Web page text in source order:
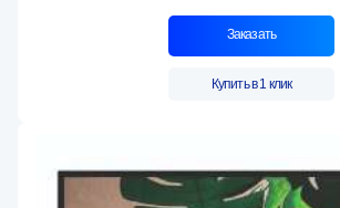
Заказать
Купить в 1 клик